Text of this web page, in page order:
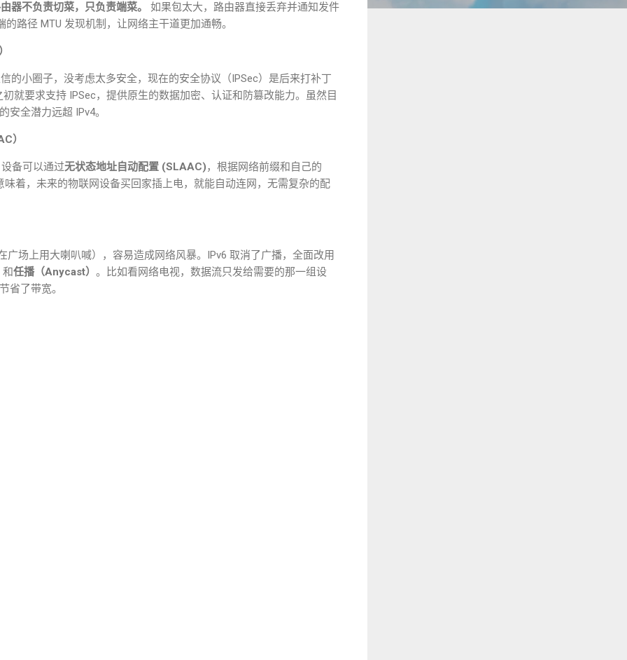
器不负责切菜，只负责端菜。
如果包太大，路由器直接丢弃并通知发件
的路径 MTU 发现机制，让网络主干道更加通畅。
的小圈子，没考虑太多安全，现在的安全协议（IPSec）是后来打补丁
初就要求支持 IPSec，提供原生的数据加密、认证和防篡改能力。虽然目
安全潜力远超 IPv4。
）
设备可以通过无状态地址自动配置 (SLAAC)，根据网络前缀和自己的
味着，未来的物联网设备买回家插上电，就能自动连网，无需复杂的配
广场上用大喇叭喊），容易造成网络风暴。 IPv6 取消了广播，全面改用
和任播（Anycast） 。比如看网络电视，数据流只发给需要的那一组设
省了带宽。